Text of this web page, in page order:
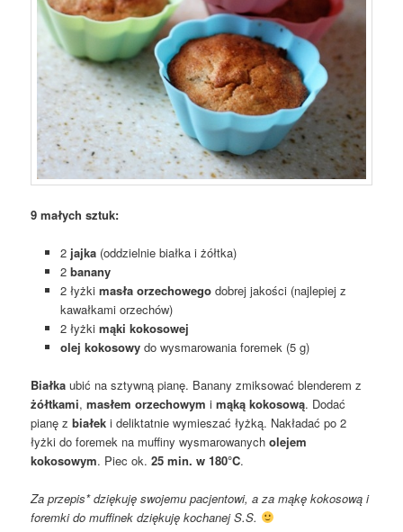
9 małych sztuk:
2 jajka(oddzielnie białka i żółtka)
2 banany
2 łyżki masła orzechowegodobrej jakości (najlepiej z
kawałkami orzechów)
2 łyżki mąki kokosowej
olej kokosowydo wysmarowania foremek (5 g)
Białka ubić na sztywną pianę. Banany zmiksować blenderem z
żółtkami,masłem orzechowym imąką kokosową. Dodać
pianę zbiałek i deliktatnie wymieszać łyżką. Nakładać po 2
łyżki do foremek na muffiny wysmarowanycholejem
kokosowym. Piec ok.25 min. w 180°C.
Za przepis* dziękuję swojemu pacjentowi, a za mąkę kokosową i
foremki do muffinek dziękuję kochanej S.S.